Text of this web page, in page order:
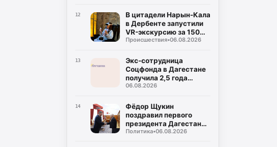
12
В цитадели Нарын-Кала
в Дербенте запустили
VR-экскурсию за 150
рублей
Происшествия•06.08.2026
13
Экс-сотрудница
Соцфонда в Дагестане
получила 2,5 года
колонии за
06.08.2026
14
Фёдор Щукин
поздравил первого
президента Дагестана
Муху Алиева с днём
Политика•06.08.2026